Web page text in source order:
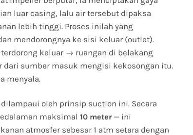
luar casing, lalu air tersebut dipaksa
lebih tinggi. Proses inilah yang
mendorongnya ke sisi keluar (outlet).
keluar → ruangan di belakang
sumber masuk mengisi kekosongan itu.
menyala.
oleh prinsip suction ini. Secara
maksimal 10 meter— ini
atmosfer sebesar 1 atm setara dengan